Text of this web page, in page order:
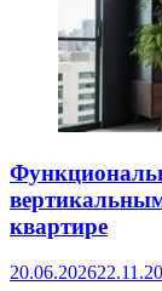
квартире
20.06.2026